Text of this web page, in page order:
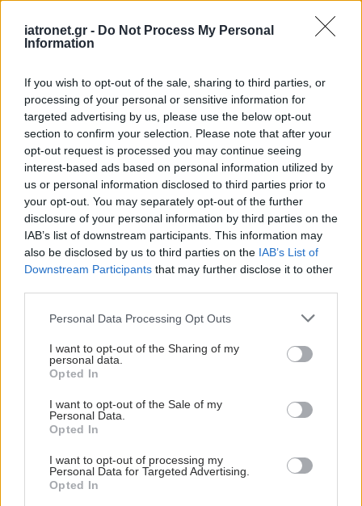
iatronet.gr - Do Not Process My Personal
Information
If you wish to opt-out of the sale, sharing to third parties, or
processing of your personal or sensitive information for
targeted advertising by us, please use the below opt-out
section to confirm your selection. Please note that after your
opt-out request is processed you may continue seeing
interest-based ads based on personal information utilized by
us or personal information disclosed to third parties prior to
your opt-out. You may separately opt-out of the further
disclosure of your personal information by third parties on the
IAB’s list of downstream participants. This information may
also be disclosed by us to third parties on the IAB’s List of
Downstream Participants that may further disclose it to other
Please note that this website/app uses one or more Google
not limited to your visit or usage behaviour. You may click to
grant or deny consent to Google and its third-party tags to
use your data for below specified purposes in below Google
consent section.
Personal Data Processing Opt Outs
I want to opt-out of the Sharing of my
personal data.
Opted In
I want to opt-out of the Sale of my
Personal Data.
Opted In
I want to opt-out of processing my
Personal Data for Targeted Advertising.
Opted In
Απώλεια βάρους,Φάρμακα
Προσθέστε το iatronet.gr στο Discover